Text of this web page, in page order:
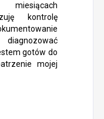
miesiącach
kontrolę
gotów do
mojej